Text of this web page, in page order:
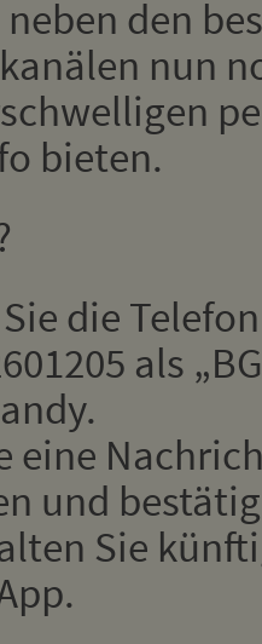
den
nun
bieten.
die
als
eine
und
Sie